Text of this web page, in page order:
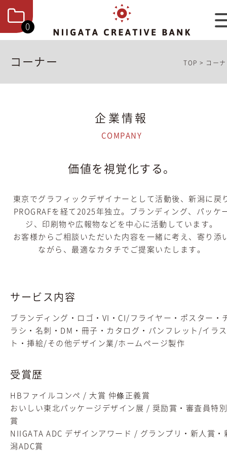
0
コーナー TOP > コー
企業情報
COMPANY
価値を視覚化する。
東京でグラフィックデザイナーとして活動後、新潟に戻
PROGRAFを経て2025年独立。ブランディング、パッケ
ジ、印刷物や広報物などを中心に活動しています。
お客様からご相談いただいた内容を一緒に考え、寄り添
ながら、最適なカタチでご提案いたします。
サービス内容
ブランディング・ロゴ・VI・CI/フライヤー・ポスター・
ラシ・名刺・DM・冊子・カタログ・パンフレット/イラス
ト・挿絵/その他デザイン業/ホームページ製作
受賞歴
HBファイルコンペ / 大賞 仲條正義賞
おいしい東北パッケージデザイン展 / 奨励賞・審査員特別
賞
NIIGATA ADC デザインアワード / グランプリ・新人賞・
潟ADC賞